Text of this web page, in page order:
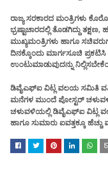
ರಾಜ್ಯ ಸರಕಾರದ ಮಂತ್ರಿಗಳು
ಭ್ರಷ್ಟಾಚಾರದಲ್ಲಿ ತೊಡಗಿದ್ದು ತಕ್ಷಣ,
ಮುಖ್ಯಮಂತ್ರಿಗಳು ಹಾಗೂ
ದಿನಕ್ಕೊಂದು ಮಾರ್ಗಸೂಚಿ
ಉಂಟುಮಾಡುವುದನ್ನು
ಡಿವೈಎಫ್ಐ ವಿಟ್ಲ ವಲಯ ಸಮಿತಿ
ಮನೆಗಳ ಮುಂದೆ ಪೋಸ್ಟರ್
ಚಳುವಳಿಯಲ್ಲಿ ಡಿವೈಎಫ್ಐ ವಿಟ್ಲ
ಹಾಗೂ ಸುಮಾರು ಐವತ್ತಕ್ಕೂ ಹೆಚ್ಚು